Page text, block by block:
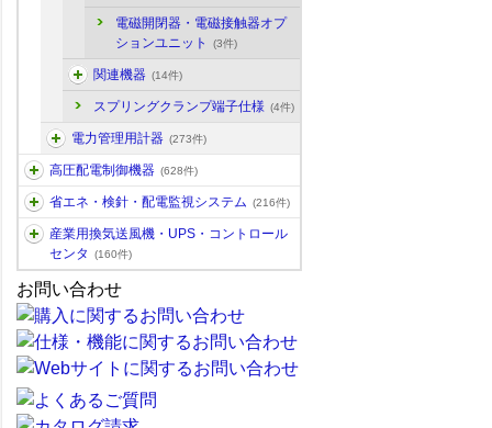
電磁開閉器・電磁接触器オプ
ションユニット
(3件)
関連機器 (14件)
スプリングクランプ端子仕様 (4件)
電力管理用計器 (273件)
高圧配電制御機器 (628件)
省エネ・検針・配電監視システム (216件)
産業用換気送風機・UPS・コントロール
センタ
(160件)
お問い合わせ